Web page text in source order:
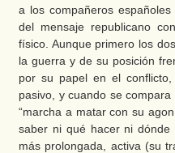
a los compañeros
del mensaje republicano
físico. Aunque primero los
la guerra y de su posición
por su papel en el
pasivo, y cuando se
“marcha a matar con su
saber ni qué hacer ni
más prolongada, activa (su